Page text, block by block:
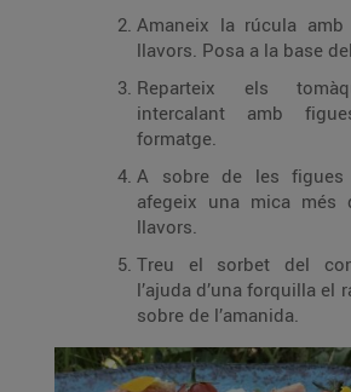
Amaneix la rúcula
llavors. Posa a la base
Reparteix els
intercalant amb
formatge.
A sobre de les
afegeix una mica més
llavors.
Treu el sorbet del
l’ajuda d’una forquilla el
sobre de l’amanida.